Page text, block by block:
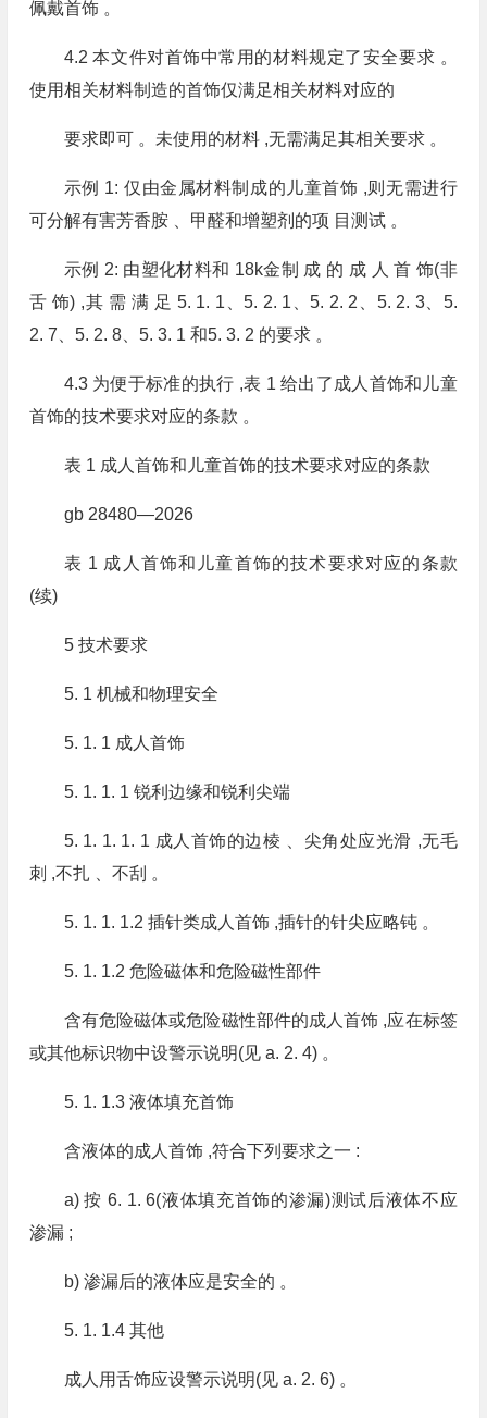
佩戴首饰 。
4.2 本文件对首饰中常用的材料规定了安全要求 。
使用相关材料制造的首饰仅满足相关材料对应的
要求即可 。未使用的材料 ,无需满足其相关要求 。
示例 1: 仅由金属材料制成的儿童首饰 ,则无需进行
可分解有害芳香胺 、甲醛和增塑剂的项 目测试 。
示例 2: 由塑化材料和 18k金制 成 的 成 人 首 饰(非
舌 饰) ,其 需 满 足 5. 1. 1、5. 2. 1、5. 2. 2、5. 2. 3、5.
2. 7、5. 2. 8、5. 3. 1 和5. 3. 2 的要求 。
4.3 为便于标准的执行 ,表 1 给出了成人首饰和儿童
首饰的技术要求对应的条款 。
表 1 成人首饰和儿童首饰的技术要求对应的条款
gb 28480—2026
表 1 成人首饰和儿童首饰的技术要求对应的条款
(续)
5 技术要求
5. 1 机械和物理安全
5. 1. 1 成人首饰
5. 1. 1. 1 锐利边缘和锐利尖端
5. 1. 1. 1. 1 成人首饰的边棱 、尖角处应光滑 ,无毛
刺 ,不扎 、不刮 。
5. 1. 1. 1.2 插针类成人首饰 ,插针的针尖应略钝 。
5. 1. 1.2 危险磁体和危险磁性部件
含有危险磁体或危险磁性部件的成人首饰 ,应在标签
或其他标识物中设警示说明(见 a. 2. 4) 。
5. 1. 1.3 液体填充首饰
含液体的成人首饰 ,符合下列要求之一 :
a) 按 6. 1. 6(液体填充首饰的渗漏)测试后液体不应
渗漏 ;
b) 渗漏后的液体应是安全的 。
5. 1. 1.4 其他
成人用舌饰应设警示说明(见 a. 2. 6) 。